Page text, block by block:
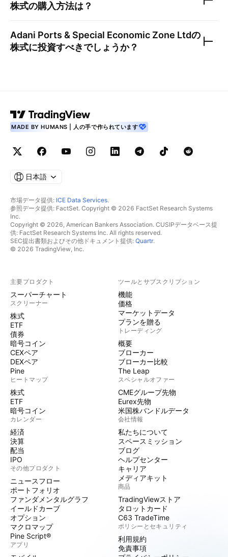
株式の購入方法は？
Adani Ports & Special Economic Zone Ltdの
株式に投資すべきでしょうか？
MADE BY HUMANS | 人の手で作られています
日本語
市場データ提供: ICE Data Services.
参照データ提供: FactSet. Copyright © 2026 FactSet Research Systems
Inc.
Copyright © 2026, American Bankers Association. CUSIPデータベース提
供: FactSet Research Systems Inc. All rights reserved.
SEC提出書類およびその他ドキュメント提供: Quartr.
© 2026 TradingView, Inc.
主要プロダクト
スーパーチャート
スクリーナー
株式
ETF
債券
暗号コイン
CEXペア
DEXペア
Pine
ヒートマップ
株式
ETF
暗号コイン
カレンダー
経済
決算
配当
IPO
その他プロダクト
ニュースフロー
ポートフォリオ
ファンダメンタルグラフ
イールドカーブ
オプション
マクロマップ
Pine Script®
アプリ
ツールとサブスクリプション
機能
価格
マーケットデータ
プランを贈る
トレーディング
概要
ブローカー
ブローカー比較
The Leap
スペシャルオファー
CMEグループ先物
Eurex先物
米国株バンドルデータ
会社情報
私たちについて
スペースミッション
ブログ
ヘルプセンター
キャリア
メディアキット
商品
TradingViewストア
タロットカード
C63 TradeTime
ポリシーとセキュリティ
利用規約
免責事項